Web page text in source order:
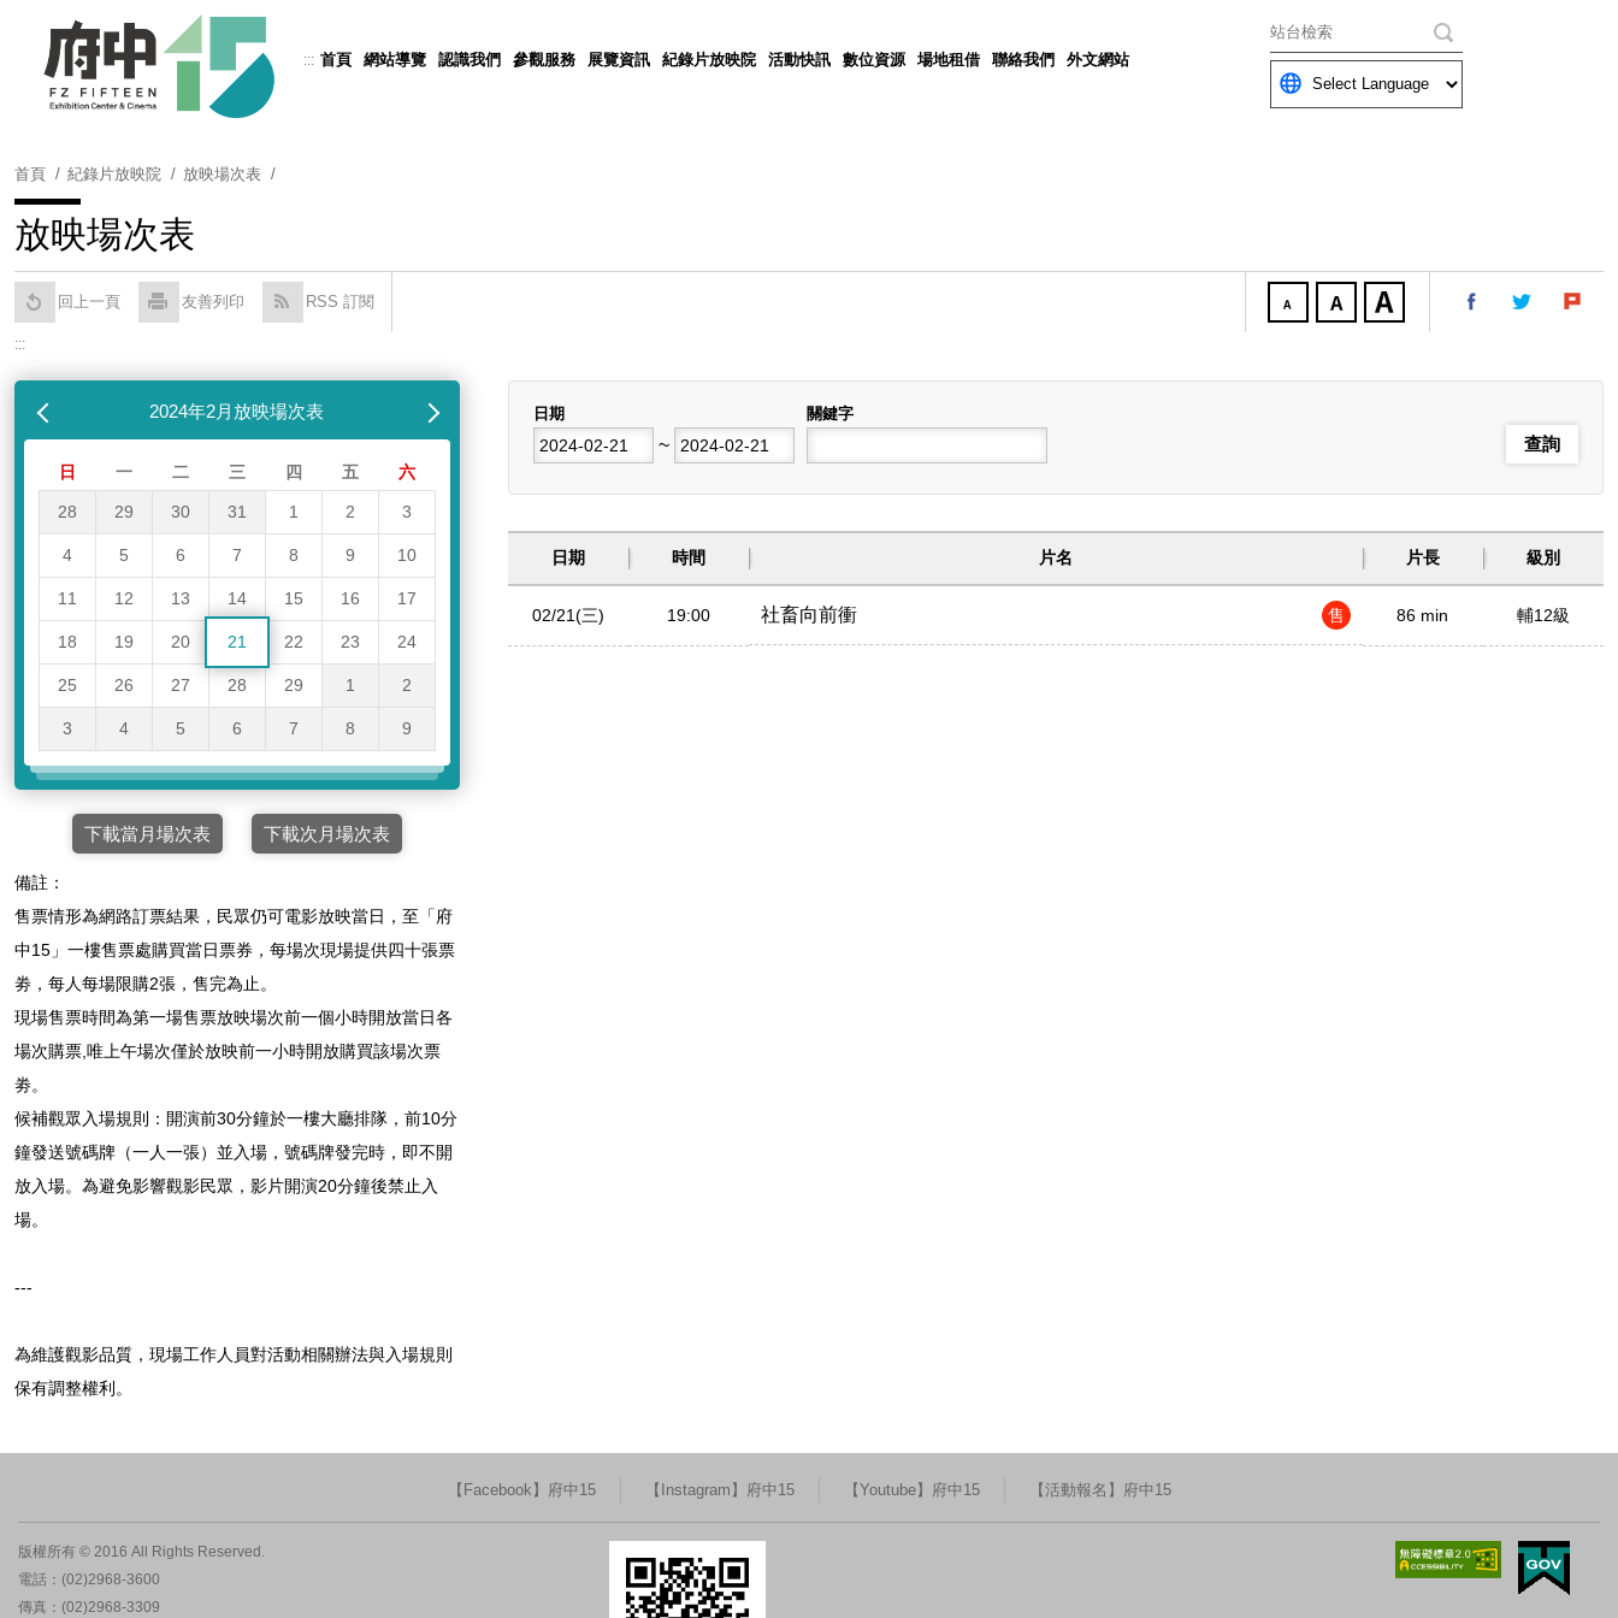
::: 首頁 網站導覽 認識我們 參觀服務 展覽資訊 紀錄片放映院 活動快訊 數位資源 場地租借 聯絡我們 外文網站
關鍵字
Powered by Translate
首頁 紀錄片放映院 放映場次表
放映場次表
回上一頁 友善列印 RSS 訂閱
:::
2024年2月放映場次表
日 一 二 三 四 五 六
28 29 30 31 1 2 3
4 5 6 7 8 9 10
11 12 13 14 15 16 17
18 19 20 21 22 23 24
25 26 27 28 29 1 2
3 4 5 6 7 8 9
下載當月場次表 下載次月場次表
備註：
售票情形為網路訂票結果，民眾仍可電影放映當日，至「府
中15」一樓售票處購買當日票券，每場次現場提供四十張票
劵，每人每場限購2張，售完為止。
現場售票時間為第一場售票放映場次前一個小時開放當日各
場次購票,唯上午場次僅於放映前一小時開放購買該場次票
劵。
候補觀眾入場規則：開演前30分鐘於一樓大廳排隊，前10分
鐘發送號碼牌（一人一張）並入場，號碼牌發完時，即不開
放入場。為避免影響觀影民眾，影片開演20分鐘後禁止入
場。
---
為維護觀影品質，現場工作人員對活動相關辦法與入場規則
保有調整權利。
日期
開始日期
~
關鍵字
日期 時間 片名 片長 級別
02/21(三) 19:00 社畜向前衝 售 86 min 輔12級
【Facebook】府中15 【Instagram】府中15 【Youtube】府中15 【活動報名】府中15
版權所有 © 2016 All Rights Reserved.
電話：(02)2968-3600
傳真：(02)2968-3309